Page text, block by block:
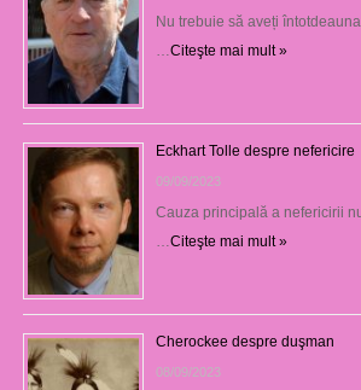
Nu trebuie să aveți
Citeşte mai mult »
Eckhart Tolle despre nefericire
09/09/2023
Cauza principală a nefericirii
Citeşte mai mult »
Cherockee despre duşman
08/09/2023